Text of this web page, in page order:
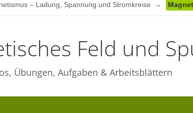
– Ladung, Spannung und Stromkreise
Feld und
Übungen, Aufgaben & Arbeitsblättern